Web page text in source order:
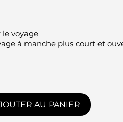
le voyage
à manche plus court et
AU PANIER